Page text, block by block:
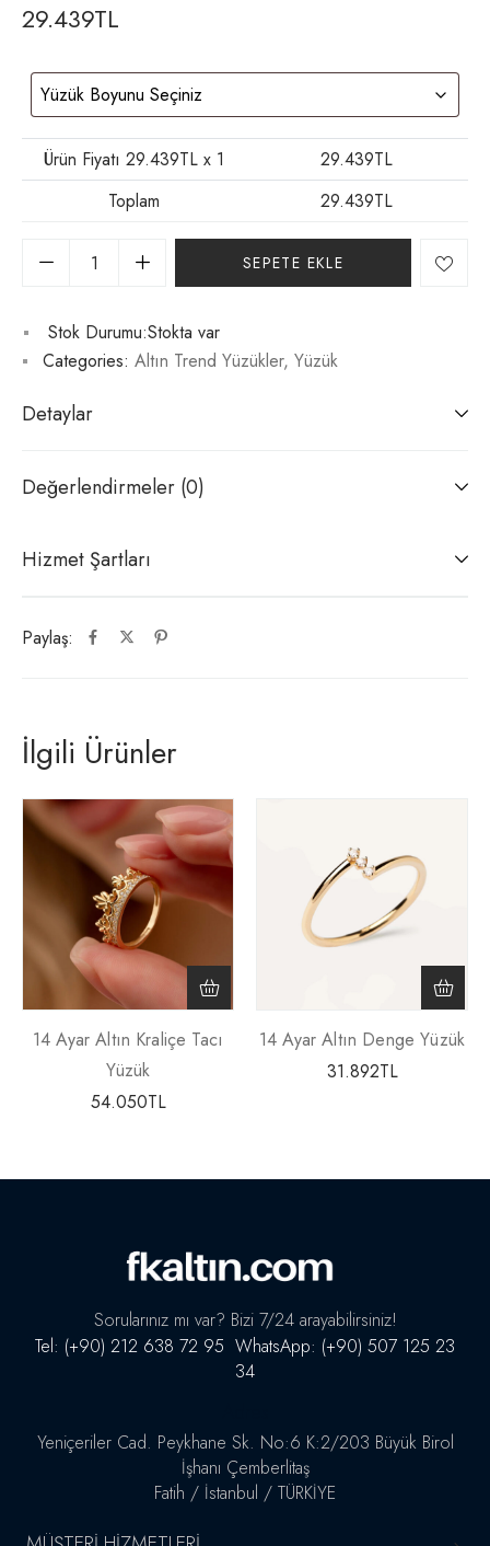
29.439TL
Ürün Fiyatı 29.439TL x 1 29.439TL
Toplam
29.439TL
SEPETE EKLE
Stok Durumu:Stokta var
Paylaş:
Categories: Altın Trend Yüzükler, Yüzük
Detaylar
Değerlendirmeler (0)
Hizmet Şartları
İlgili Ürünler
14 Ayar Altın Kraliçe Tacı
Yüzük
54.050TL
14 Ayar Altın Denge Yüzük
31.892TL
Sorularınız mı var? Bizi 7/24 arayabilirsiniz!
Tel: (+90) 212 638 72 95 WhatsApp: (+90) 507 125 23
34
Yeniçeriler Cad. Peykhane Sk. No:6 K:2/203 Büyük Birol
İşhanı Çemberlitaş
Fatih / İstanbul / TÜRKİYE